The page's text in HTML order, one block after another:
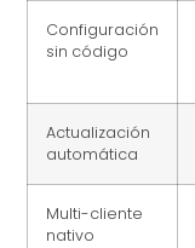
Configuración
sin código
Actualización
automática
Multi-cliente
nativo